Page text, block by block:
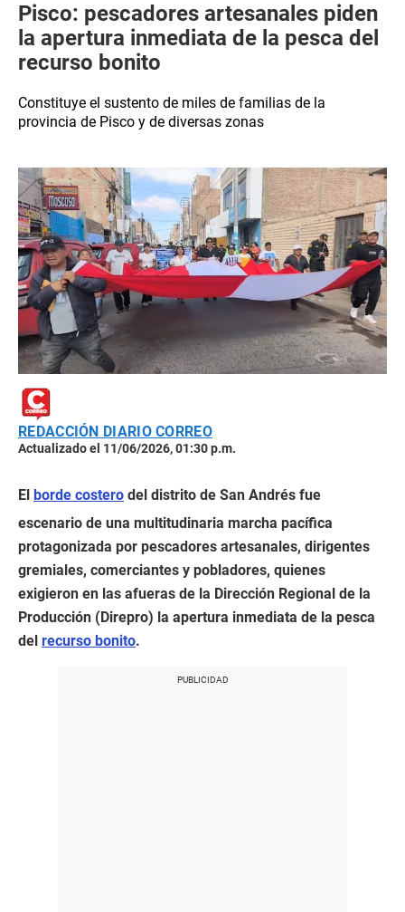
Pisco: pescadores artesanales piden
la apertura inmediata de la pesca del
recurso bonito
Constituye el sustento de miles de familias de la
provincia de Pisco y de diversas zonas
REDACCIÓN DIARIO CORREO
Actualizado el 11/06/2026, 01:30 p.m.
El borde costero del distrito de San Andrés fue
escenario de una multitudinaria marcha pacífica
protagonizada por pescadores artesanales, dirigentes
gremiales, comerciantes y pobladores, quienes
exigieron en las afueras de la Dirección Regional de la
Producción (Direpro) la apertura inmediata de la pesca
del recurso bonito.